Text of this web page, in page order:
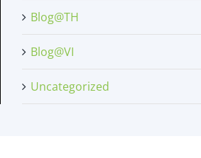
Blog@TH
Blog@VI
Uncategorized